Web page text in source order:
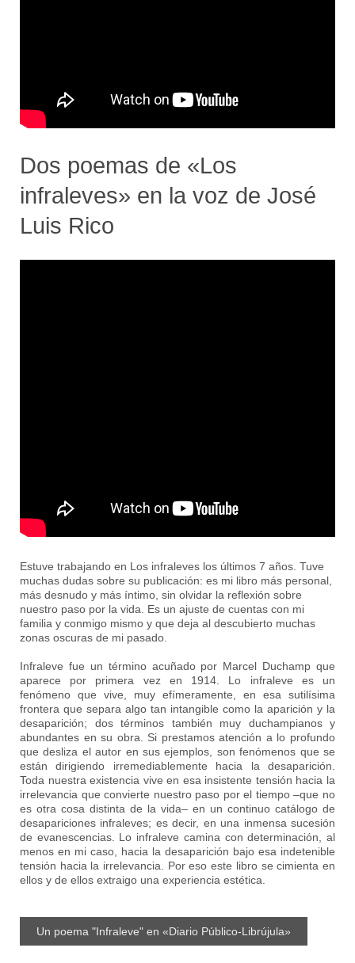
Dos poemas de «Los
infraleves» en la voz de José
Luis Rico
Estuve trabajando en Los infraleves los últimos 7 años. Tuve
muchas dudas sobre su publicación: es mi libro más personal,
más desnudo y más íntimo, sin olvidar la reflexión sobre
nuestro paso por la vida. Es un ajuste de cuentas con mi
familia y conmigo mismo y que deja al descubierto muchas
zonas oscuras de mi pasado.
Infraleve fue un término acuñado por Marcel Duchamp que
aparece por primera vez en 1914. Lo infraleve es un
fenómeno que vive, muy efímeramente, en esa sutilísima
frontera que separa algo tan intangible como la aparición y la
desaparición; dos términos también muy duchampianos y
abundantes en su obra. Si prestamos atención a lo profundo
que desliza el autor en sus ejemplos, son fenómenos que se
están dirigiendo irremediablemente hacia la desaparición.
Toda nuestra existencia vive en esa insistente tensión hacia la
irrelevancia que convierte nuestro paso por el tiempo –que no
es otra cosa distinta de la vida– en un continuo catálogo de
desapariciones infraleves; es decir, en una inmensa sucesión
de evanescencias. Lo infraleve camina con determinación, al
menos en mi caso, hacia la desaparición bajo esa indetenible
tensión hacia la irrelevancia. Por eso este libro se cimienta en
ellos y de ellos extraigo una experiencia estética.
Un poema "Infraleve" en «Diario Público-Librújula»